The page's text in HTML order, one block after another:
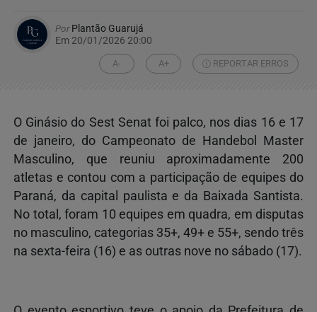
PorPlantão Guarujá
Em 20/01/2026 20:00
A- A+ REPORTAR ERROS
O Ginásio do Sest Senat foi palco, nos dias 16 e 17
de janeiro, do Campeonato de Handebol Master
Masculino, que reuniu aproximadamente 200
atletas e contou com a participação de equipes do
Paraná, da capital paulista e da Baixada Santista.
No total, foram 10 equipes em quadra, em disputas
no masculino, categorias 35+, 49+ e 55+, sendo três
na sexta-feira (16) e as outras nove no sábado (17).